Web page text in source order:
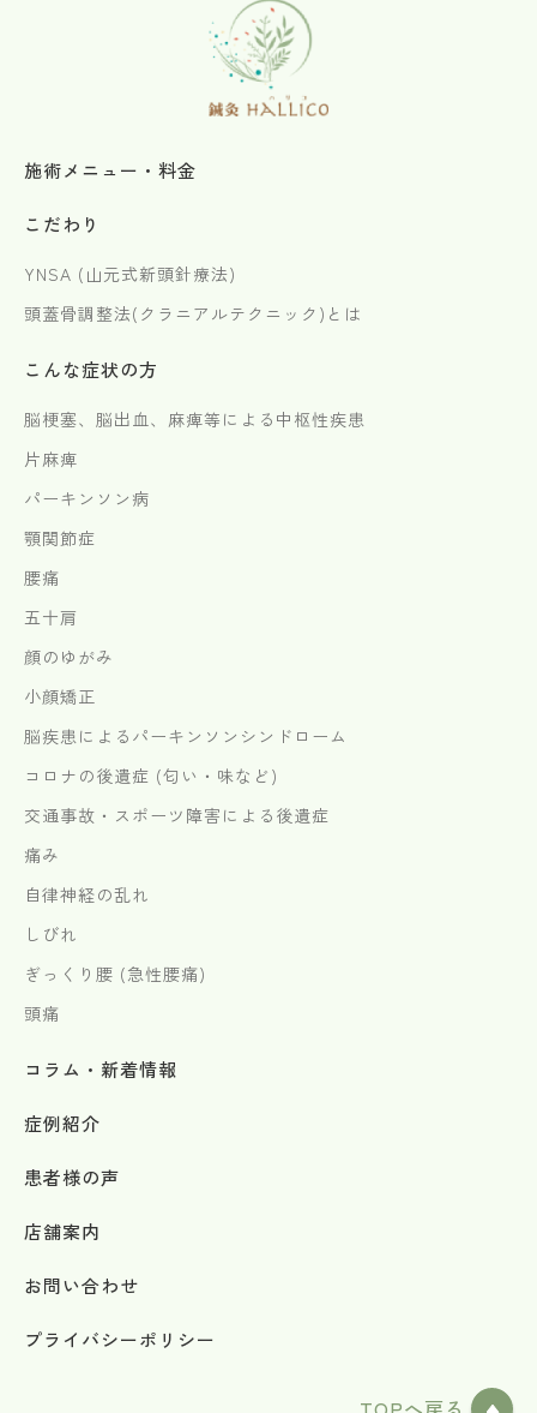
施術メニュー・料金
こだわり
YNSA (山元式新頭針療法)
頭蓋骨調整法(クラニアルテクニック)とは
こんな症状の方
脳梗塞、脳出血、麻痺等による中枢性疾患
片麻痺
パーキンソン病
顎関節症
腰痛
五十肩
顔のゆがみ
小顔矯正
脳疾患によるパーキンソンシンドローム
コロナの後遺症 (匂い・味など)
交通事故・スポーツ障害による後遺症
痛み
自律神経の乱れ
しびれ
ぎっくり腰 (急性腰痛)
頭痛
コラム・新着情報
症例紹介
患者様の声
店舗案内
お問い合わせ
プライバシーポリシー